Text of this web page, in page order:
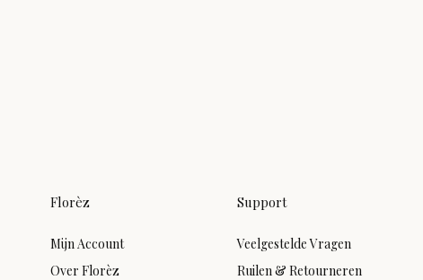
Florèz
Mijn Account
Over Florèz
Support
Veelgestelde Vragen
Ruilen & Retourneren